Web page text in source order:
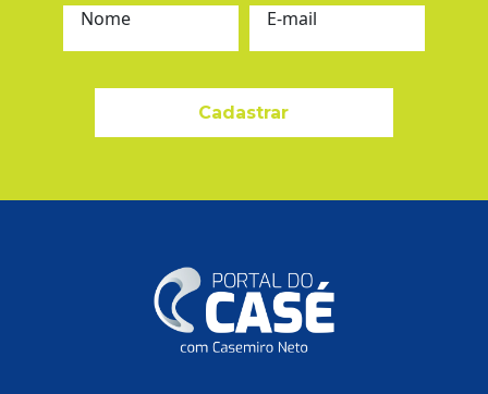
Nome E-mail
Cadastrar